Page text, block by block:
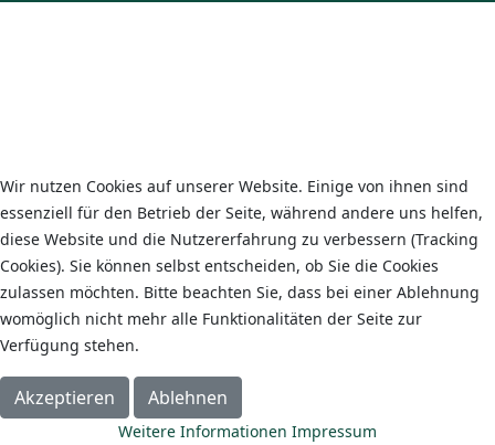
Wir nutzen Cookies auf unserer Website. Einige von ihnen sind
essenziell für den Betrieb der Seite, während andere uns helfen,
diese Website und die Nutzererfahrung zu verbessern (Tracking
Cookies). Sie können selbst entscheiden, ob Sie die Cookies
zulassen möchten. Bitte beachten Sie, dass bei einer Ablehnung
womöglich nicht mehr alle Funktionalitäten der Seite zur
Verfügung stehen.
Akzeptieren Ablehnen
Weitere Informationen Impressum